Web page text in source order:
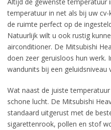
temperatuur in net als bij uw
de ruimte perfect op de
Natuurlijk wilt u ook rustig
airconditioner. De Mitsubishi
doen zeer geruisloos hun werk.
wandunits bij een geluidsniveau
Wat naast de juiste
schone lucht. De Mitsubishi
standaard uitgerust met de
sigarettenrook, pollen en stof